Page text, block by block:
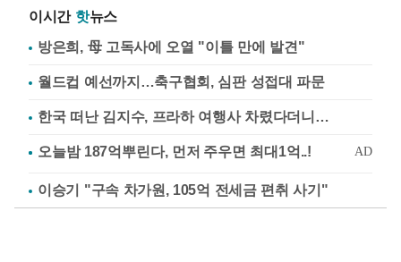
이시간 핫뉴스
방은희, 母 고독사에 오열 "이틀 만에 발견"
월드컵 예선까지…축구협회, 심판 성접대 파문
한국 떠난 김지수, 프라하 여행사 차렸다더니…
이승기 "구속 차가원, 105억 전세금 편취 사기"